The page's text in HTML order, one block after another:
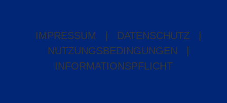
IMPRESSUM DATENSCHUTZ
NUTZUNGSBEDINGUNGEN
INFORMATIONSPFLICHT